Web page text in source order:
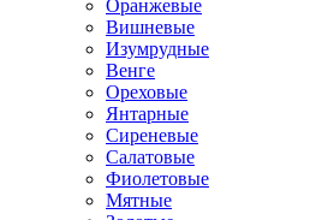
Оранжевые
Вишневые
Изумрудные
Венге
Ореховые
Янтарные
Сиреневые
Салатовые
Фиолетовые
Мятные